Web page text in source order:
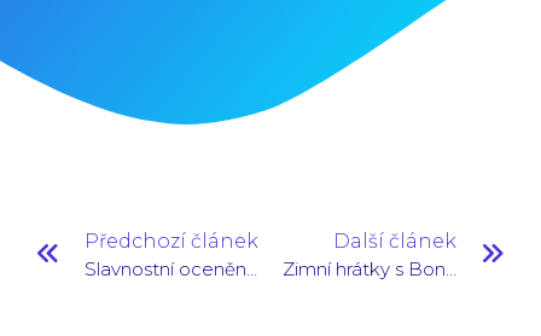
Předchozí článek
Další článek